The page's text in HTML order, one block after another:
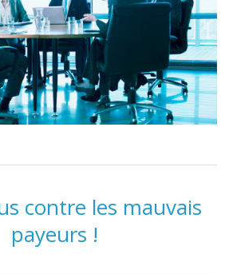
contre les mauvais
payeurs !